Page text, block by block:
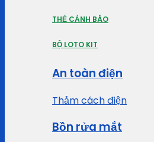
THẺ CẢNH BÁO
BỘ LOTO KIT
An toàn điện
Thảm cách điện
Bồn rửa mắt